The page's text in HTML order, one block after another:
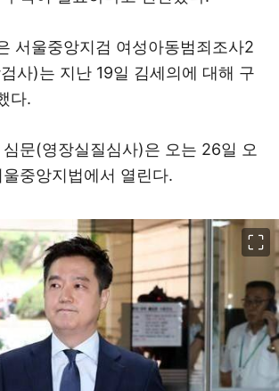
서울중앙지검 여성아동범죄조사2
사)는 지난 19일 김세의에 대해 구
다.
문(영장실질심사)은 오는 26일 오
중앙지법에서 열린다.